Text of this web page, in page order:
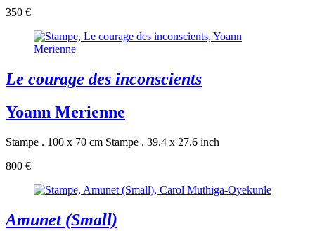
350 €
Le courage des inconscients
Yoann Merienne
Stampe . 100 x 70 cm Stampe . 39.4 x 27.6 inch
800 €
Amunet (Small)